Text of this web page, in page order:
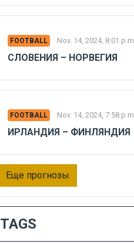
FOOTBALL Nov. 14, 2024, 8:01 p.m.
СЛОВЕНИЯ – НОРВЕГИЯ
FOOTBALL Nov. 14, 2024, 7:58 p.m.
ИРЛАНДИЯ – ФИНЛЯНДИЯ
Еще прогнозы
TAGS